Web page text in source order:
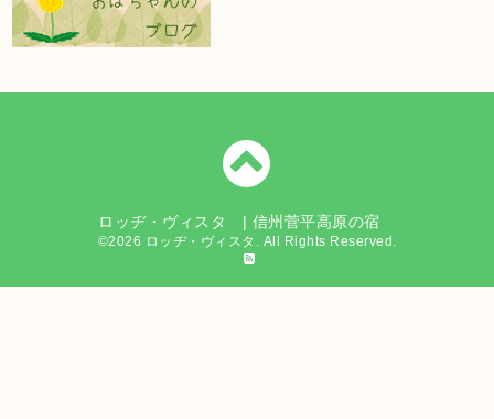
ロッヂ・ヴィスタ | 信州菅平高原の宿
©2026 ロッヂ・ヴィスタ . All Rights Reserved.